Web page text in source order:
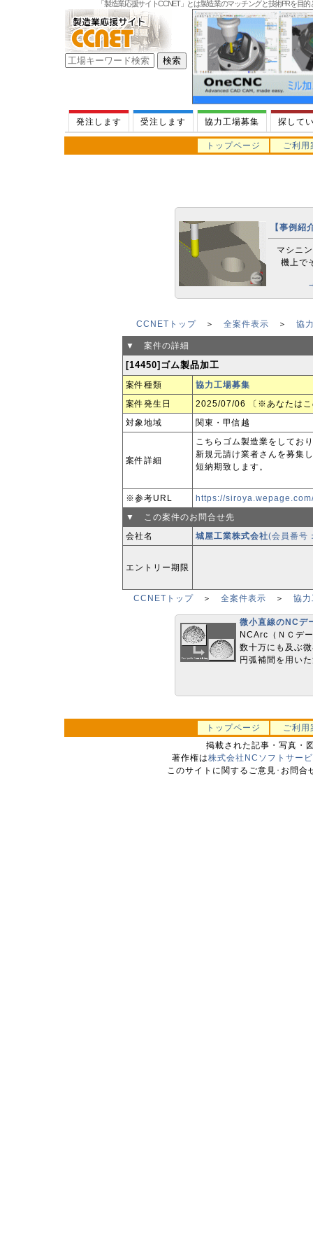
「製造業応援サイトCCNET」とは製造業のマッチングと技術PRを
発注します 受注します 協力工場募集 探して
トップページ ご利用
【事例
マシニ
機上で
CCNETトップ ＞ 全案件表示 ＞ 協
▼ 案件の詳細
[14450]ゴム製品加工
案件種類
協力工場募集
案件発生日
2025/07/06 〔※あなたはこ
対象地域
関東・甲信越
案件詳細
こちらゴム製造業をしてお
新規元請け業者さんを募集
短納期致します。
※参考URL
https://
▼ この案件のお問合せ先
会社名
城屋工業株式会社(会員番号
エントリー期限
CCNETトップ ＞ 全案件表示 ＞ 協
微小直線のNCデ
NCArc（ＮＣデ
数十万にも及ぶ
円弧補間を用い
トップページ
ご利用
掲載された記事・写真・
著作権は株式会社NCソフトサー
このサイトに関するご意見･お問